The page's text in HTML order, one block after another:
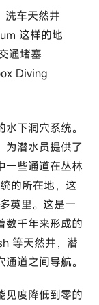
车天然井
这样的地
通堵塞
Diving
下洞穴系统。
为潜水员提供了
一些通道在丛林
的所在地，这
英里。这是一
数千年来形成的
等天然井，潜
道之间导航。
见度降低到零的